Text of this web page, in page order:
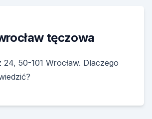
tęczowa
24, 50-101 Wrocław. Dlaczego